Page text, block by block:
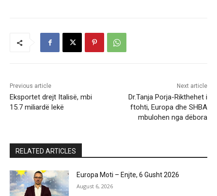
Previous article
Eksportet drejt Italisë, mbi
15.7 miliardë lekë
Next article
Dr.Tanja Porja-Rikthehet i
ftohti, Europa dhe SHBA
mbulohen nga dëbora
RELATED ARTICLES
Europa Moti – Enjte, 6 Gusht 2026
August 6, 2026